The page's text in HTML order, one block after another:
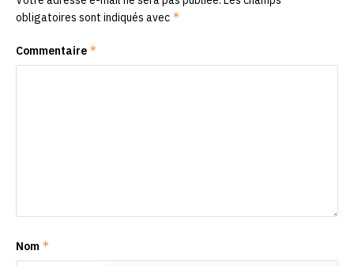
obligatoires sont indiqués avec *
Commentaire *
Nom *